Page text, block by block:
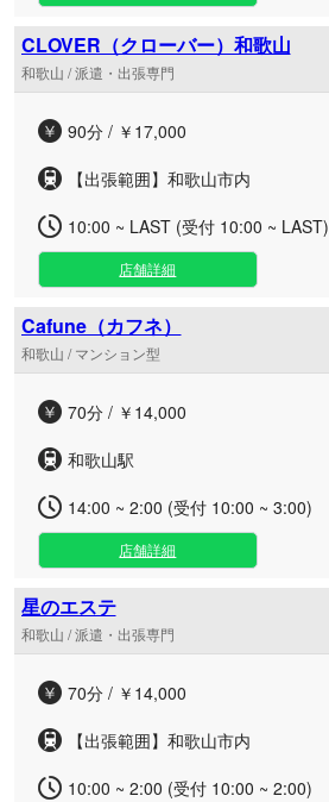
CLOVER（クローバー）和歌山
和歌山 / 派遣・出張専門
90分 / ￥17,000
【出張範囲】和歌山市内
10:00 ~ LAST (受付 10:00 ~ LAST)
店舗詳細
Cafune（カフネ）
和歌山 / マンション型
70分 / ￥14,000
和歌山駅
14:00 ~ 2:00 (受付 10:00 ~ 3:00)
店舗詳細
星のエステ
和歌山 / 派遣・出張専門
70分 / ￥14,000
【出張範囲】和歌山市内
10:00 ~ 2:00 (受付 10:00 ~ 2:00)